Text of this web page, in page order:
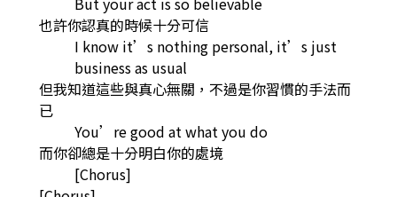
也許你認真的時候十分可信
I know it’s nothing personal, it’s just
business as usual
但我知道這些與真心無關，不過是你習慣的手法而
已
You’re good at what you do
而你卻總是十分明白你的處境
[Chorus]